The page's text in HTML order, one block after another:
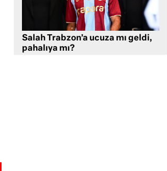
Salah Trabzon’a ucuza mı geldi,
pahalıya mı?